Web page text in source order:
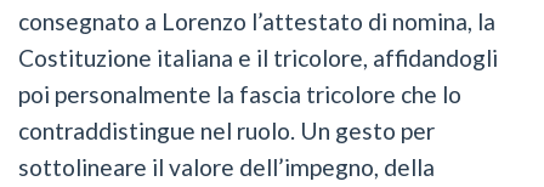
consegnato a Lorenzo l’attestato di nomina, la
Costituzione italiana e il tricolore, affidandogli
poi personalmente la fascia tricolore che lo
contraddistingue nel ruolo. Un gesto per
sottolineare il valore dell’impegno, della